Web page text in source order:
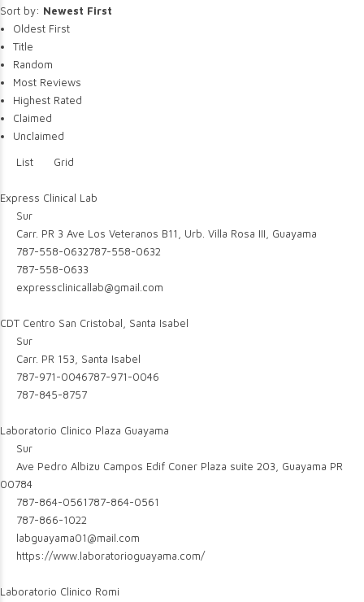
Sort by: Newest First
Oldest First
Title
Random
Most Reviews
Highest Rated
Claimed
Unclaimed
List
Grid
Express Clinical Lab
Sur
Carr. PR 3 Ave Los Veteranos B11, Urb. Villa Rosa III, Guayama
787-558-0632787-558-0632
787-558-0633
expressclinicallab@gmail.com
CDT Centro San Cristobal, Santa Isabel
Sur
Carr. PR 153, Santa Isabel
787-971-0046787-971-0046
787-845-8757
Laboratorio Clinico Plaza Guayama
Sur
Ave Pedro Albizu Campos Edif Coner Plaza suite 203, Guayama PR
00784
787-864-0561787-864-0561
787-866-1022
labguayama01@mail.com
https://www.laboratorioguayama.com/
Laboratorio Clinico Romi